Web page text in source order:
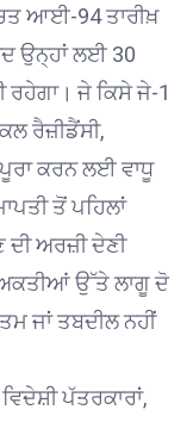
ਆਈ-94 ਤਾਰੀਖ਼
ਉਨ੍ਹਾਂ ਲਈ 30
ਰਹੇਗਾ। ਜੇ ਕਿਸੇ ਜੇ-1
ਰੈਜ਼ੀਡੈਂਸੀ,
ਕਰਨ ਲਈ ਵਾਧੂ
ਤੋਂ ਪਹਿਲਾਂ
ਅਰਜ਼ੀ ਦੇਣੀ
ਉੱਤੇ ਲਾਗੂ ਦੋ
ਜਾਂ ਤਬਦੀਲ ਨਹੀਂ
ਪੱਤਰਕਾਰਾਂ,